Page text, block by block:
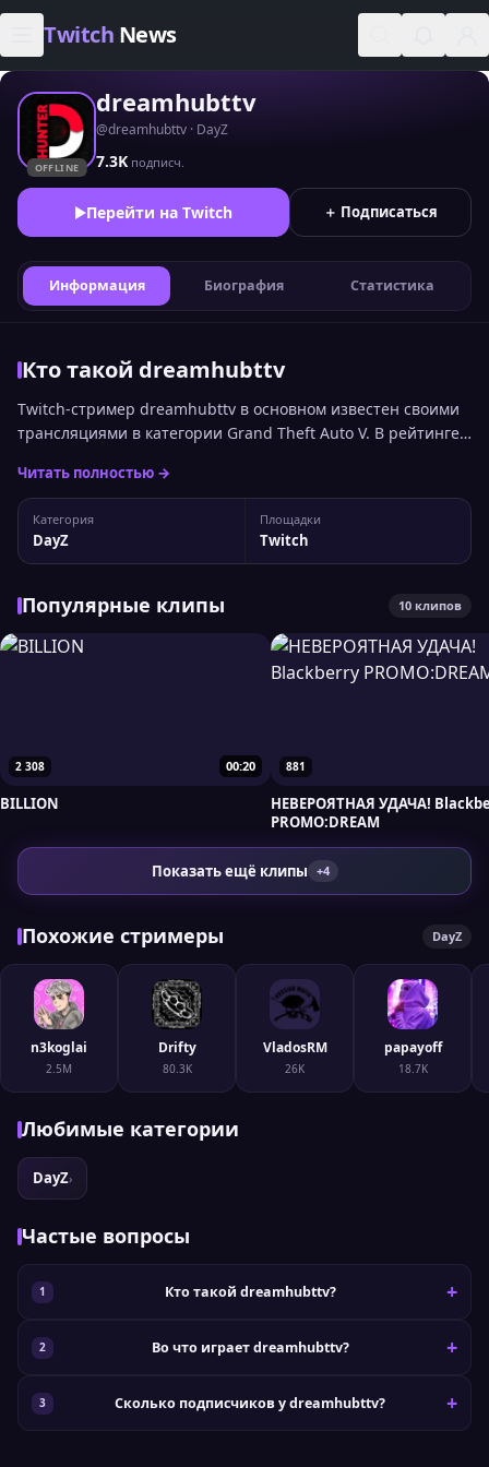
Skip to content
Twitch News
OFFLINE
dreamhubttv
@dreamhubttv · DayZ
7.3K подписч.
Перейти на Twitch ＋ Подписаться
Информация Биография Статистика
Кто такой dreamhubttv
Twitch-стример dreamhubttv в основном известен своими
трансляциями в категории Grand Theft Auto V. В рейтинге
аудитории канал сейчас занимает 2339 место. Статистика
канала dreamhubttv Статистика канала: 4 306
подписчиков, пиковый онлайн — 157 зрителей. Для более
детального анализа вы можете сравнить...
Читать полностью →
Категория
DayZ
Площадки
Twitch
Популярные клипы 10 клипов
00:20
2 308
BILLION
881
НЕВЕРОЯТНАЯ УДАЧА!
PROMO:DREAM
Показать ещё клипы +4
Похожие стримеры DayZ
n3koglai
2.5M
Drifty
80.3K
VladosRM
26K
papayoff
18.7K
Любимые категории
DayZ›
Частые вопросы
Кто такой dreamhubttv?
Во что играет dreamhubttv?
Сколько подписчиков у dreamhubttv?